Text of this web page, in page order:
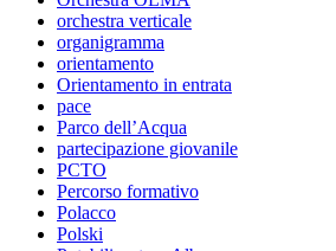
orchestra verticale
organigramma
orientamento
Orientamento in entrata
pace
Parco dell’Acqua
partecipazione giovanile
PCTO
Percorso formativo
Polacco
Polski